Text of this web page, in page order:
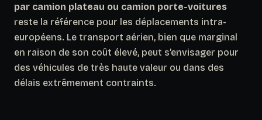
par camion plateau ou camion porte-voitures
reste la référence pour les déplacements intra-
européens. Le transport aérien, bien que marginal
en raison de son coût élevé, peut s’envisager pour
des véhicules de très haute valeur ou dans des
délais extrêmement contraints.